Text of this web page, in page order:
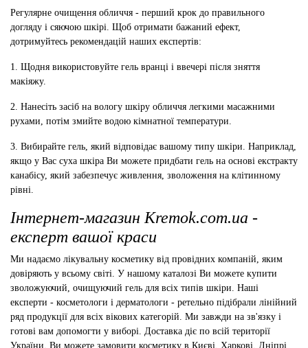
Регулярне очищення обличчя - перший крок до правильного
догляду і сяючою шкірі. Щоб отримати бажаний ефект,
дотримуйтесь рекомендацій наших експертів:
1. Щодня використовуйте гель вранці і ввечері після зняття
макіяжу.
2. Нанесіть засіб на вологу шкіру обличчя легкими масажними
рухами, потім змийте водою кімнатної температури.
3. Вибирайте гель, який відповідає вашому типу шкіри. Наприклад,
якщо у Вас суха шкіра Ви можете придбати гель на основі екстракту
канабісу, який забезпечує живлення, зволоження на клітинному
рівні.
Інтернет-магазин Кremok.com.ua -
експерт вашої краси
Ми надаємо лікувальну косметику від провідних компаній, яким
довіряють у всьому світі. У нашому каталозі Ви можете купити
зволожуючий, очищуючий гель для всіх типів шкіри. Наші
експерти - косметологи і дерматологи - ретельно підібрали лінійний
ряд продукції для всіх вікових категорій. Ми завжди на зв'язку і
готові вам допомогти у виборі. Доставка діє по всій території
України. Ви можете замовити косметику в Києві, Харкові, Дніпрі